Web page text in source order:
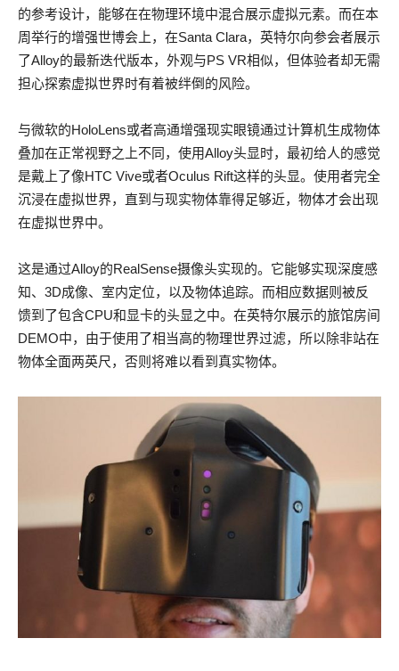
的参考设计，能够在在物理环境中混合展示虚拟元素。而在本
周举行的增强世博会上，在Santa Clara，英特尔向参会者展示
了Alloy的最新迭代版本，外观与PS VR相似，但体验者却无需
担心探索虚拟世界时有着被绊倒的风险。
与微软的HoloLens或者高通增强现实眼镜通过计算机生成物体
叠加在正常视野之上不同，使用Alloy头显时，最初给人的感觉
是戴上了像HTC Vive或者Oculus Rift这样的头显。使用者完全
沉浸在虚拟世界，直到与现实物体靠得足够近，物体才会出现
在虚拟世界中。
这是通过Alloy的RealSense摄像头实现的。它能够实现深度感
知、3D成像、室内定位，以及物体追踪。而相应数据则被反
馈到了包含CPU和显卡的头显之中。在英特尔展示的旅馆房间
DEMO中，由于使用了相当高的物理世界过滤，所以除非站在
物体全面两英尺，否则将难以看到真实物体。